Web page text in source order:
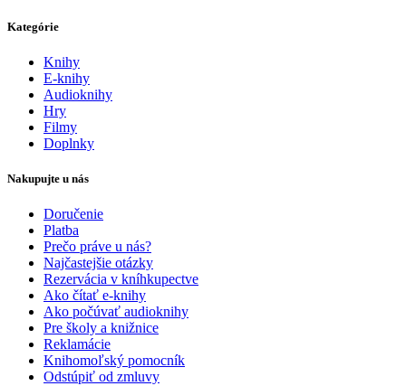
Kategórie
Knihy
E-knihy
Audioknihy
Hry
Filmy
Doplnky
Nakupujte u nás
Doručenie
Platba
Prečo práve u nás?
Najčastejšie otázky
Rezervácia v kníhkupectve
Ako čítať e-knihy
Ako počúvať audioknihy
Pre školy a knižnice
Reklamácie
Knihomoľský pomocník
Odstúpiť od zmluvy